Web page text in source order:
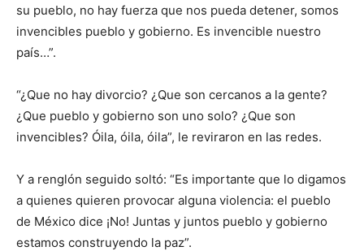
su pueblo, no hay fuerza que nos pueda detener, somos
invencibles pueblo y gobierno. Es invencible nuestro
país…”.
“¿Que no hay divorcio? ¿Que son cercanos a la gente?
¿Que pueblo y gobierno son uno solo? ¿Que son
invencibles? Óila, óila, óila”, le reviraron en las redes.
Y a renglón seguido soltó: “Es importante que lo digamos
a quienes quieren provocar alguna violencia: el pueblo
de México dice ¡No! Juntas y juntos pueblo y gobierno
estamos construyendo la paz”.